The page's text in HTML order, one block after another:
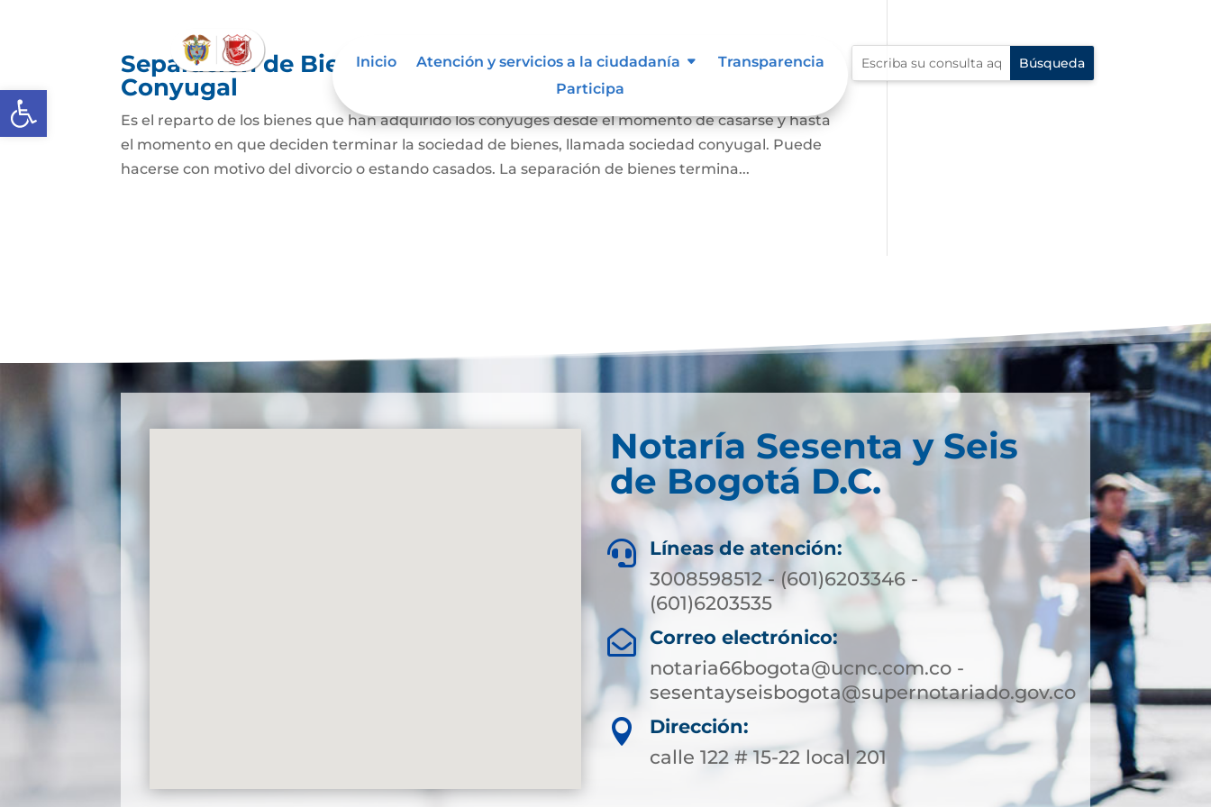
Abrir barra de herramientas
Inicio Atención y servicios a la ciudadanía
Transparencia
Participa
Separación de Bienes o Liquidación de Sociedad
Conyugal
Es el reparto de los bienes que han adquirido los cónyuges desde el momento de casarse y hasta
el momento en que deciden terminar la sociedad de bienes, llamada sociedad conyugal. Puede
hacerse con motivo del divorcio o estando casados. La separación de bienes termina...
Notaría Sesenta y Seis
de Bogotá D.C.

Líneas de atención:
3008598512 - (601)6203346 -
(601)6203535

Correo electrónico:
notaria66bogota@ucnc.com.co -
sesentayseisbogota@supernotariado.gov.co

Dirección:
calle 122 # 15-22 local 201